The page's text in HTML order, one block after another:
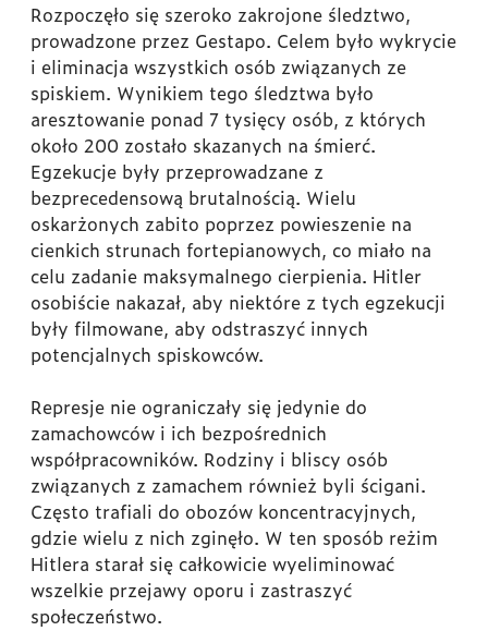
Rozpoczęło się szeroko zakrojone śledztwo,
prowadzone przez Gestapo. Celem było wykrycie
i eliminacja wszystkich osób związanych ze
spiskiem. Wynikiem tego śledztwa było
aresztowanie ponad 7 tysięcy osób, z których
około 200 zostało skazanych na śmierć.
Egzekucje były przeprowadzane z
bezprecedensową brutalnością. Wielu
oskarżonych zabito poprzez powieszenie na
cienkich strunach fortepianowych, co miało na
celu zadanie maksymalnego cierpienia. Hitler
osobiście nakazał, aby niektóre z tych egzekucji
były filmowane, aby odstraszyć innych
potencjalnych spiskowców.
Represje nie ograniczały się jedynie do
zamachowców i ich bezpośrednich
współpracowników. Rodziny i bliscy osób
związanych z zamachem również byli ścigani.
Często trafiali do obozów koncentracyjnych,
gdzie wielu z nich zginęło. W ten sposób reżim
Hitlera starał się całkowicie wyeliminować
wszelkie przejawy oporu i zastraszyć
społeczeństwo.